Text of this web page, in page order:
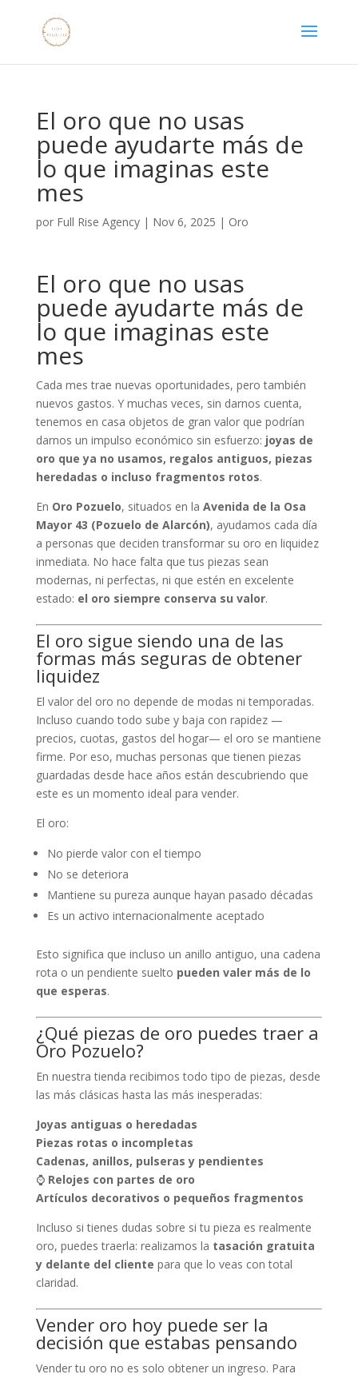
El oro que no usas
puede ayudarte más de
lo que imaginas este
mes
por Full Rise Agency| Nov 6, 2025 | Oro
El oro que no usas
puede ayudarte más de
lo que imaginas este
mes
Cada mes trae nuevas oportunidades, pero también
nuevos gastos. Y muchas veces, sin darnos cuenta,
tenemos en casa objetos de gran valor que podrían
darnos un impulso económico sin esfuerzo: joyas de
oro que ya no usamos, regalos antiguos, piezas
heredadas o incluso fragmentos rotos.
En Oro Pozuelo, situados en la Avenida de la Osa
Mayor 43 (Pozuelo de Alarcón), ayudamos cada día
a personas que deciden transformar su oro en liquidez
inmediata. No hace falta que tus piezas sean
modernas, ni perfectas, ni que estén en excelente
estado: el oro siempre conserva su valor.
El oro sigue siendo una de las
formas más seguras de obtener
liquidez
El valor del oro no depende de modas ni temporadas.
Incluso cuando todo sube y baja con rapidez —
precios, cuotas, gastos del hogar— el oro se mantiene
firme. Por eso, muchas personas que tienen piezas
guardadas desde hace años están descubriendo que
este es un momento ideal para vender.
El oro:
No pierde valor con el tiempo
No se deteriora
Mantiene su pureza aunque hayan pasado décadas
Es un activo internacionalmente aceptado
Esto significa que incluso un anillo antiguo, una cadena
rota o un pendiente suelto pueden valer más de lo
que esperas.
¿Qué piezas de oro puedes traer a
Oro Pozuelo?
En nuestra tienda recibimos todo tipo de piezas, desde
las más clásicas hasta las más inesperadas:
Joyas antiguas o heredadas
Piezas rotas o incompletas
Cadenas, anillos, pulseras y pendientes
⌚ Relojes con partes de oro
Artículos decorativos o pequeños fragmentos
Incluso si tienes dudas sobre si tu pieza es realmente
oro, puedes traerla: realizamos la tasación gratuita
y delante del cliente para que lo veas con total
claridad.
Vender oro hoy puede ser la
decisión que estabas pensando
Vender tu oro no es solo obtener un ingreso. Para